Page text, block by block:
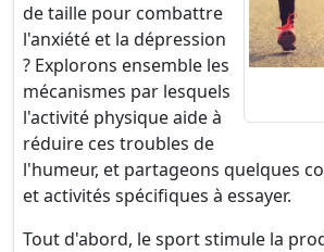
de taille pour combattre
l'anxiété et la dépression
? Explorons ensemble les
mécanismes par lesquels
l'activité physique aide à
réduire ces troubles de
l'humeur, et partageons quelques
et activités spécifiques à essayer.
Tout d'abord, le sport stimule la